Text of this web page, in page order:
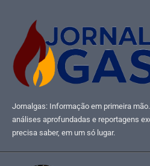
Jornalgas: Informação em primeira
análises aprofundadas e reportagens
precisa saber, em um só lugar.